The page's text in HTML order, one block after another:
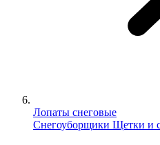
Лопаты снеговые
Снегоуборщики Щетки и